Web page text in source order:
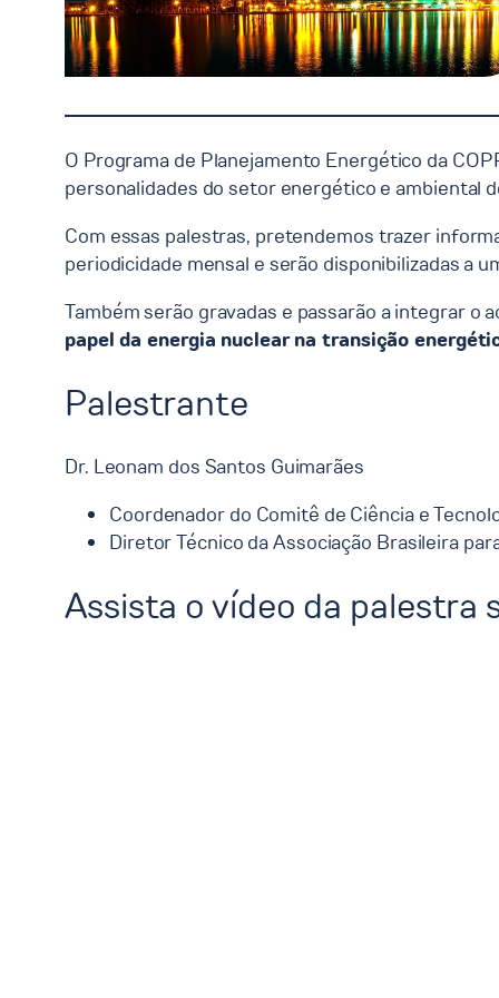
O Programa de Planejamento Energético da
personalidades do setor energético e ambiental
Com essas palestras, pretendemos trazer
periodicidade mensal e serão disponibilizadas a
Também serão gravadas e passarão a integrar
papel da energia nuclear na transição
Palestrante
Dr. Leonam dos Santos Guimarães
Coordenador do Comitê de Ciência e
Diretor Técnico da Associação Brasileira
Assista o vídeo da palestra